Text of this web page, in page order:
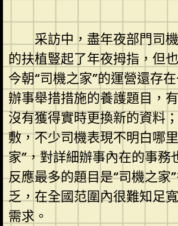
采訪中，盡年夜部門司機
的扶植豎起了年夜拇指，但
今朝“司機之家”的運營還存
辦事舉措措施的養護題目，
沒有獲得實時更換新的資料
敷，不少司機表現不明白哪
家”，對詳細辦事內在的事務
反應最多的題目是“司機之家
乏，在全國范圍內很難知足
需求。